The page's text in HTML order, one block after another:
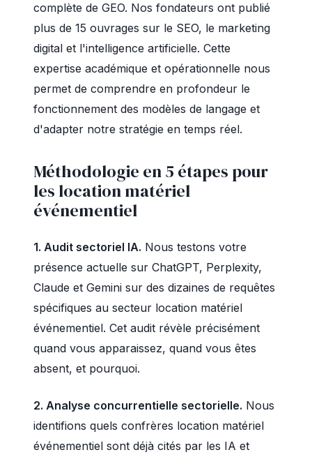
complète de GEO. Nos fondateurs ont publié
plus de 15 ouvrages sur le SEO, le marketing
digital et l'intelligence artificielle. Cette
expertise académique et opérationnelle nous
permet de comprendre en profondeur le
fonctionnement des modèles de langage et
d'adapter notre stratégie en temps réel.
Méthodologie en 5 étapes pour
les location matériel
événementiel
1. Audit sectoriel IA. Nous testons votre
présence actuelle sur ChatGPT, Perplexity,
Claude et Gemini sur des dizaines de requêtes
spécifiques au secteur location matériel
événementiel. Cet audit révèle précisément
quand vous apparaissez, quand vous êtes
absent, et pourquoi.
2. Analyse concurrentielle sectorielle. Nous
identifions quels confrères location matériel
événementiel sont déjà cités par les IA et